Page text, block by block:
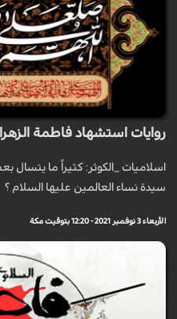
روايات استشهاد فاطمة
اسلاميات _الكوثر: كثيراً ما
سيدة نساء العالمين عليها السلام ؟
الأربعاء 3 نوفمبر 2021 - 12:20 بتوقيت مكة